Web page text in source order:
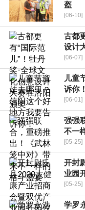
盔
[06-10]
古都
设计
[06-07]
儿童
诉你！
[06-01]
强强
不一
[05-25]
开封
业园
[05-25]
学罗